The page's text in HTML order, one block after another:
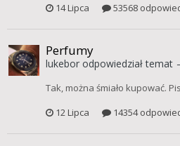
14 Lipca
53568
Perfumy
lukeborodpowiedział temat
Tak, można śmiało kupować.
12 Lipca
14354